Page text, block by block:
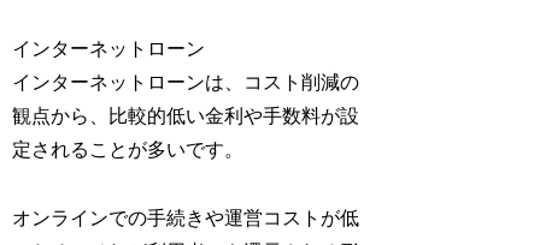
インターネットローン
インターネットローンは、コスト削減の
観点から、比較的低い金利や手数料が設
定されることが多いです。
オンラインでの手続きや運営コストが低